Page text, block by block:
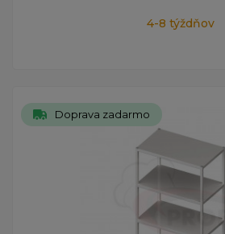
4-8 týždňov
Doprava zadarmo